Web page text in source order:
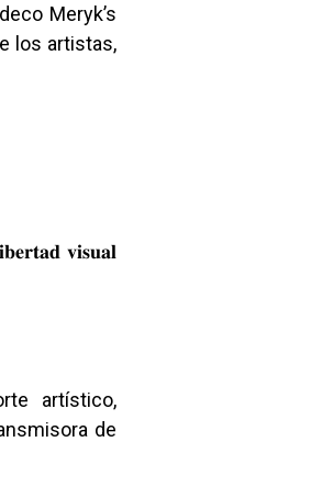
Meryk’s
los artistas,
𝐯𝐢𝐬𝐮𝐚𝐥
artístico,
de